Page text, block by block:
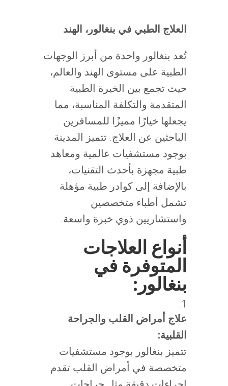
العلاج الطبي في بنغالور، الهند
تُعد بنغالور واحدة من أبرز الوجهات
الطبية على مستوى الهند والعالم،
حيث تجمع بين الخبرة الطبية
المتقدمة والتكلفة المناسبة، مما
يجعلها خيارًا مميزًا للمسافرين
الباحثين عن العلاج. تتميز المدينة
بوجود مستشفيات عالمية ومعاهد
طبية مجهزة بأحدث التقنيات،
بالإضافة إلى كوادر طبية مؤهلة
تشمل أطباء متخصصين
واستشاريين ذوي خبرة واسعة.
أنواع العلاجات
المتوفرة في
بنغالور:
علاج أمراض القلب والجراحة
القلبية:
تتميز بنغالور بوجود مستشفيات
متخصصة في أمراض القلب تقدم